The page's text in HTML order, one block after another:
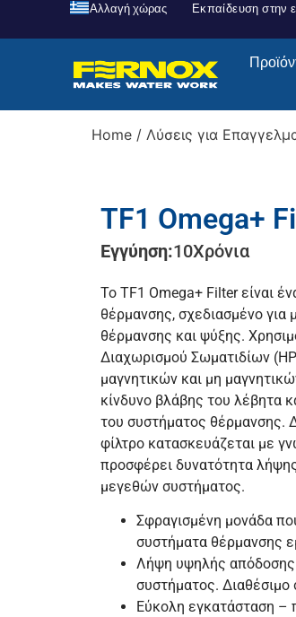
Αλλαγή χώρας Εκπαίδευση στην
Home / Λύσεις για
TF1 Omega+
Εγγύηση:10Χρόνια
Το TF1 Omega+ Filter είναι
θέρμανσης, σχεδιασμένο
θέρμανσης και ψύξης.
Διαχωρισμού Σωματιδίων
μαγνητικών και μη
κίνδυνο βλάβης του λέβητα
του συστήματος θέρμανσης.
φίλτρο κατασκευάζεται με
προσφέρει δυνατότητα
μεγεθών συστήματος.
Σφραγισμένη μονάδα
συστήματα θέρμανσης
Λήψη υψηλής απόδοσης
συστήματος.
Εύκολη εγκατάσταση –